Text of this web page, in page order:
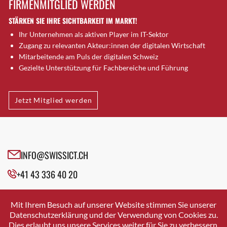
Brugg AG
Brütten
Bubendorf
Bubikon
Buchs (SG)
Bäretswil
Bülach
Cazis
Crissier
Davos Platz
Dierikon
Dietikon
FIRMENMITGLIED WERDEN
STÄRKEN SIE IHRE SICHTBARKEIT IM MARKT!
Ihr Unternehmen als aktiven Player im IT-Sektor
Zugang zu relevanten Akteur:innen der digitalen Wirtschaft
Mitarbeitende am Puls der digitalen Schweiz
Gezielte Unterstützung für Fachbereiche und Führung
Jetzt Mitglied werden
INFO@SWISSICT.CH
+41 43 336 40 20
SWISSICT
VULKANSTRASSE 120
8048 ZURICH
Mit Ihrem Besuch auf unserer Website stimmen Sie unserer
Datenschutzerklärung und der Verwendung von Cookies zu.
Dies erlaubt uns unsere Services weiter für Sie zu verbessern.